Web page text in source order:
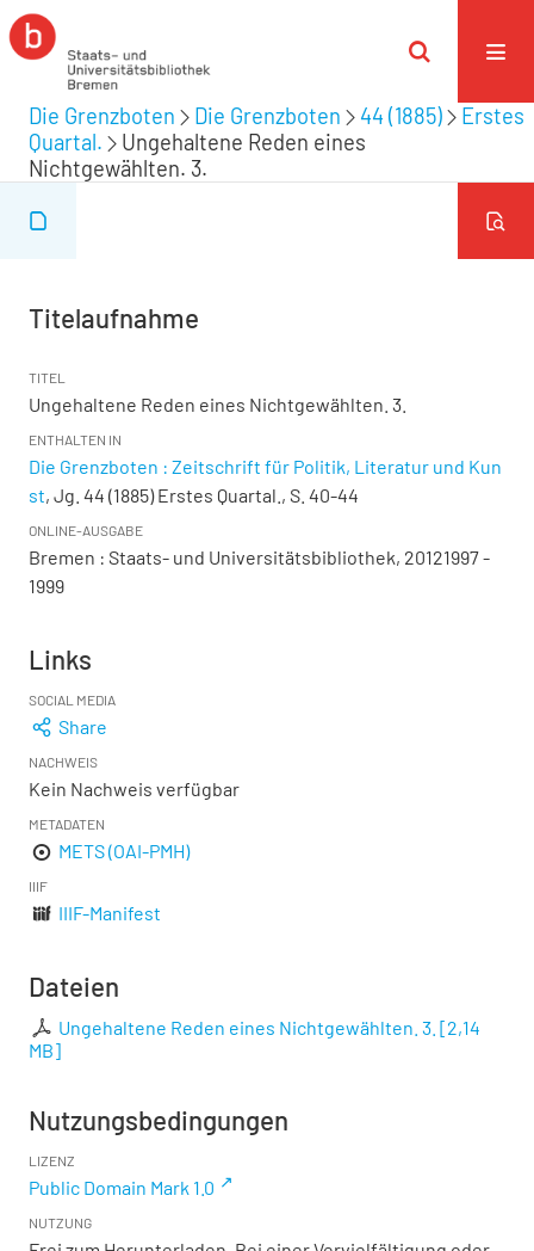
Die Grenzboten Die Grenzboten 44 (1885)
Erstes
Quartal.
Ungehaltene Reden eines
Nichtgewählten. 3.
Titelaufnahme
TITEL
Ungehaltene Reden eines Nichtgewählten. 3.
ENTHALTEN IN
Die Grenzboten : Zeitschrift für Politik, Literatur und Kun
st, Jg. 44 (1885) Erstes Quartal., S. 40-44
ONLINE-AUSGABE
Bremen : Staats- und Universitätsbibliothek, 20121997 -
1999
Links
SOCIAL MEDIA
Share
NACHWEIS
Kein Nachweis verfügbar
METADATEN
METS (OAI-PMH)
IIIF
IIIF-Manifest
Dateien
Ungehaltene Reden eines Nichtgewählten. 3. [2,14
MB]
Nutzungsbedingungen
LIZENZ
Public Domain Mark 1.0
NUTZUNG